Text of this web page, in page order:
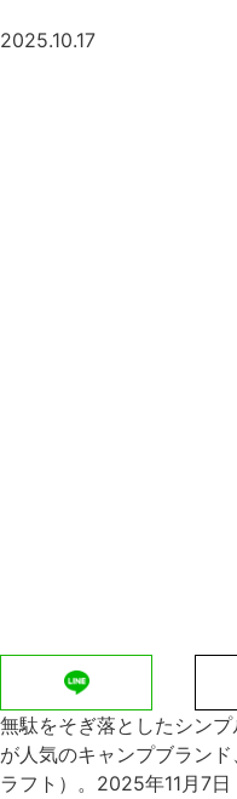
2025.10.17
無駄をそぎ落としたシン
が人気のキャンプブラン
ラフト）。2025年11月7